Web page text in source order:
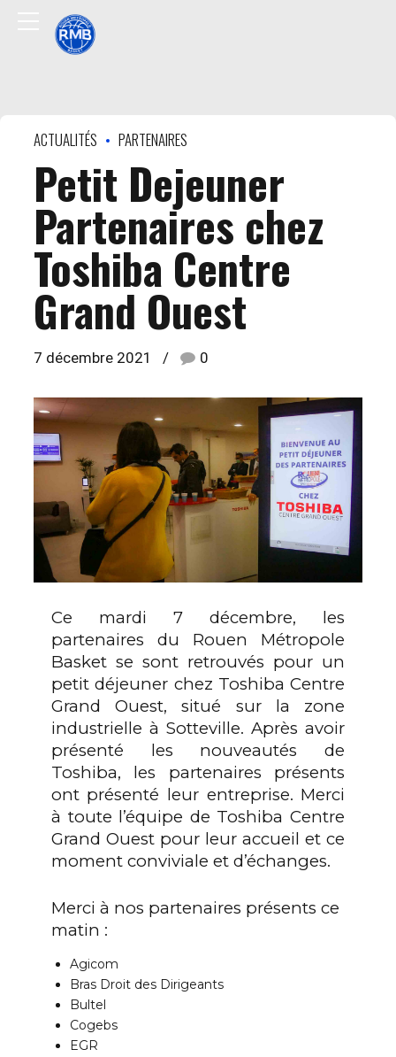
ACTUALITÉS PARTENAIRES
Petit Dejeuner
Partenaires chez
Toshiba Centre
Grand Ouest
7 décembre 2021 0
Ce mardi 7 décembre, les
partenaires du Rouen Métropole
Basket se sont retrouvés pour un
petit déjeuner chez Toshiba Centre
Grand Ouest, situé sur la zone
industrielle à Sotteville. Après avoir
présenté les nouveautés de
Toshiba, les partenaires présents
ont présenté leur entreprise. Merci
à toute l’équipe de Toshiba Centre
Grand Ouest pour leur accueil et ce
moment conviviale et d’échanges.
Merci à nos partenaires présents ce
matin :
Agicom
Bras Droit des Dirigeants
Bultel
Cogebs
EGR